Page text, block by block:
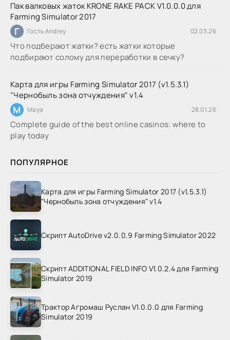
Пак валковых жаток KRONE RAKE PACK V1.0.0.0 для
Farming Simulator 2017
Г Гость Andrey 02.03.26
Что подберают жатки? есть жатки которые
подбирают солому для переработки в сечку?
Карта для игры Farming Simulator 2017 (v1.5.3.1)
"Чернобыль зона отчуждения" v1.4
M Maya 28.01.26
Complete guide of the best online casinos: where to
play today
ПОПУЛЯРНОЕ
Карта для игры Farming Simulator 2017 (v1.5.3.1)
"Чернобыль зона отчуждения" v1.4
Скрипт AutoDrive v2.0.0.9 Farming Simulator 2022
Скрипт ADDITIONAL FIELD INFO V1.0.2.4 для Farming
Simulator 2019
Трактор Агромаш Руслан V1.0.0.0 для Farming
Simulator 2019